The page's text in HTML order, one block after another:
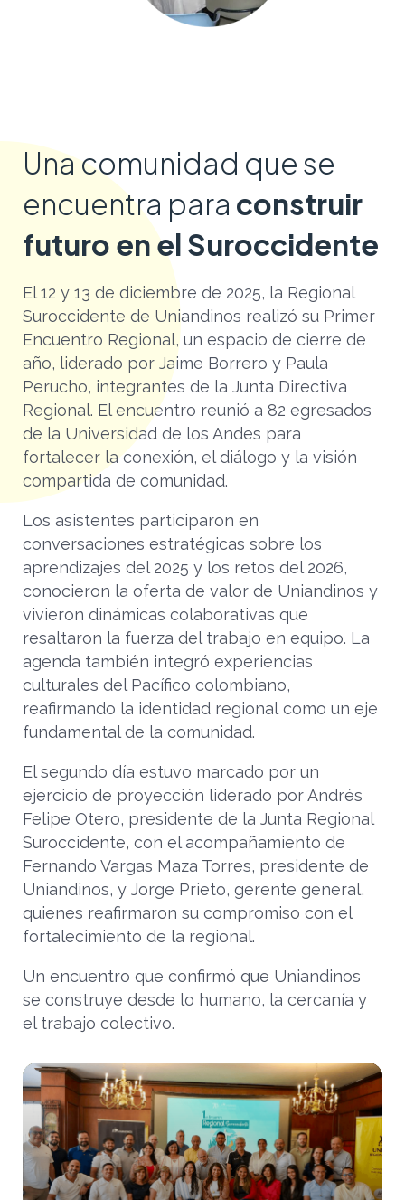
Una comunidad que se
encuentra para construir
futuro en el Suroccidente
El 12 y 13 de diciembre de 2025, la Regional
Suroccidente de Uniandinos realizó su Primer
Encuentro Regional, un espacio de cierre de
año, liderado por Jaime Borrero y Paula
Perucho, integrantes de la Junta Directiva
Regional. El encuentro reunió a 82 egresados
de la Universidad de los Andes para
fortalecer la conexión, el diálogo y la visión
compartida de comunidad.
Los asistentes participaron en
conversaciones estratégicas sobre los
aprendizajes del 2025 y los retos del 2026,
conocieron la oferta de valor de Uniandinos y
vivieron dinámicas colaborativas que
resaltaron la fuerza del trabajo en equipo. La
agenda también integró experiencias
culturales del Pacífico colombiano,
reafirmando la identidad regional como un eje
fundamental de la comunidad.
El segundo día estuvo marcado por un
ejercicio de proyección liderado por Andrés
Felipe Otero, presidente de la Junta Regional
Suroccidente, con el acompañamiento de
Fernando Vargas Maza Torres, presidente de
Uniandinos, y Jorge Prieto, gerente general,
quienes reafirmaron su compromiso con el
fortalecimiento de la regional.
Un encuentro que confirmó que Uniandinos
se construye desde lo humano, la cercanía y
el trabajo colectivo.